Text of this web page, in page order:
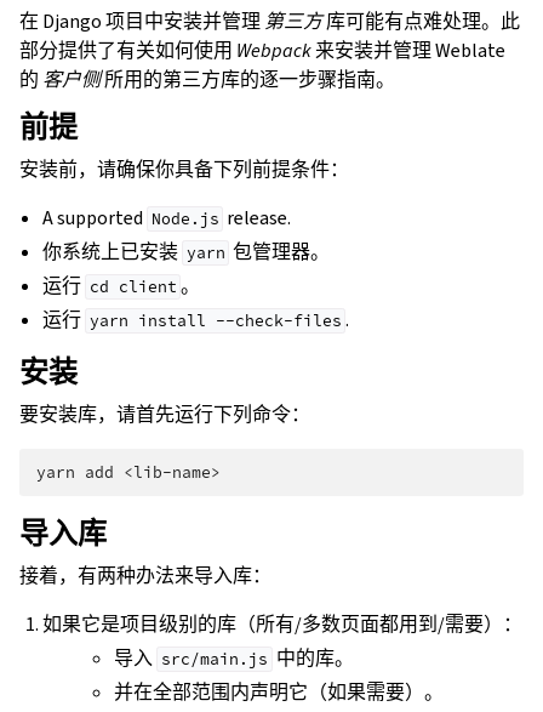
在 Django 项目中安装并管理 第三方库可能有点难处理。此
部分提供了有关如何使用 Webpack来安装并管理 Weblate
的 客户侧所用的第三方库的逐一步骤指南。
前提
安装前，请确保你具备下列前提条件：
A supported Node.js release.
你系统上已安装 yarn 包管理器。
运行 cd client 。
运行 yarn install --check-files .
安装
要安装库，请首先运行下列命令：
yarn add
导入库
接着，有两种办法来导入库：
如果它是项目级别的库（所有/多数页面都用到/需要）：
导入 src/main.js 中的库。
并在全部范围内声明它（如果需要）。